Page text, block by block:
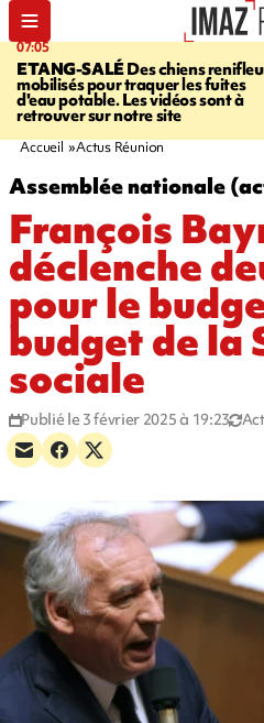
07:05
ETANG-SALÉDes chiens
mobilisés pour traquer les fuites
d'eau potable. Les vidéos sont à
retrouver sur notre site
Accueil Actus Réunion
Assemblée nationale
François
déclenche
pour le
budget de la
sociale
Publié le 3 février 2025 à 19:23